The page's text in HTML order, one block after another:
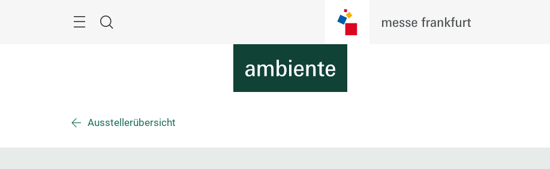
Suche
Ausstellerübersicht